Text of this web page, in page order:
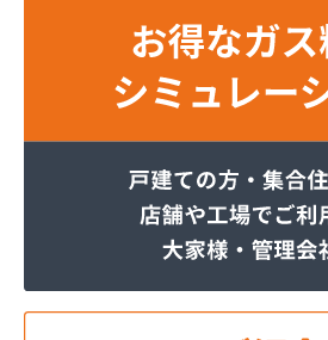
伊藤忠エネクスホームライフ西
伊藤忠エネクスホームライフ西
社・営業部
加計燃料株式会社 広島営業所
可部ガス販売株式会社
角本商店